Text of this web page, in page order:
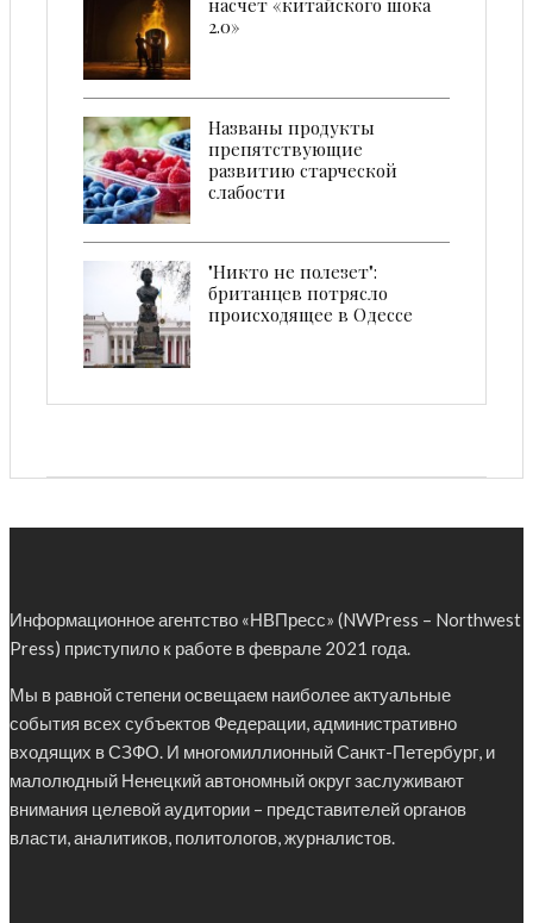
насчет «китайского шока
2.0»
Названы продукты
препятствующие
развитию старческой
слабости
"Никто не полезет":
британцев потрясло
происходящее в Одессе
Информационное агентство «НВПресс» (NWPress – Northwest
Press) приступило к работе в феврале 2021 года.
Мы в равной степени освещаем наиболее актуальные
события всех субъектов Федерации, административно
входящих в СЗФО. И многомиллионный Санкт-Петербург, и
малолюдный Ненецкий автономный округ заслуживают
внимания целевой аудитории – представителей органов
власти, аналитиков, политологов, журналистов.